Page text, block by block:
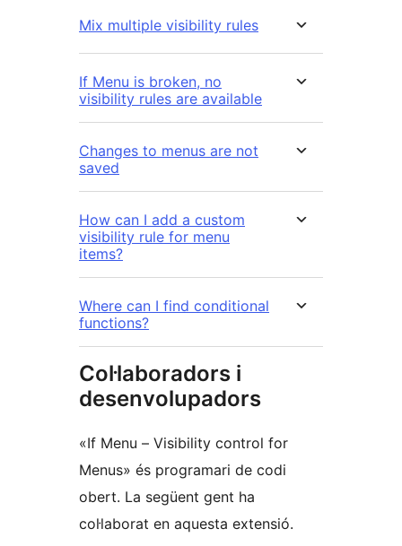
Mix multiple visibility rules
If Menu is broken, no
visibility rules are available
Changes to menus are not
saved
How can I add a custom
visibility rule for menu
items?
Where can I find conditional
functions?
Col·laboradors i
desenvolupadors
«If Menu – Visibility control for
Menus» és programari de codi
obert. La següent gent ha
col·laborat en aquesta extensió.